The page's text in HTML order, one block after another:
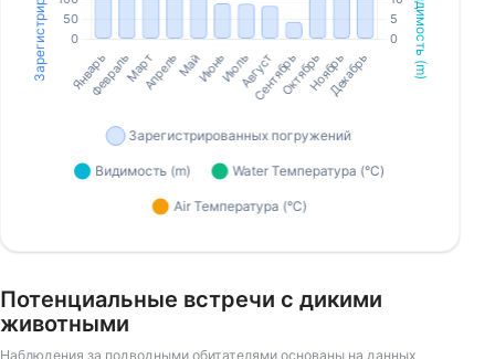
Потенциальные встречи с дикими
животными
Наблюдения за подводными обитателями основаны на данных